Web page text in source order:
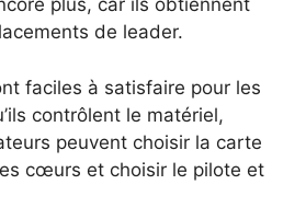
plus, car ils obtiennent
de leader.
faciles à satisfaire pour les
contrôlent le matériel,
peuvent choisir la carte
cœurs et choisir le pilote et